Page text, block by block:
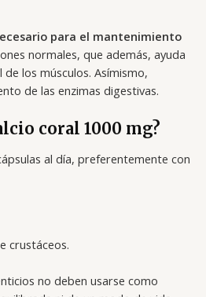
para el mantenimiento
normales, que además, ayuda
los músculos. Asímismo,
de las enzimas digestivas.
coral 1000 mg?
al día, preferentemente con
crustáceos.
no deben usarse como